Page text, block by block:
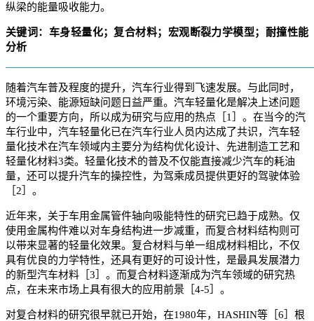
纵梁的能量吸收能力。
关键词：车身轻量化；复合材料；宏观断裂力学模型；耐撞性能
分析
随着汽车普及程度的提升，汽车行业得到飞速发展。与此同时，
环境污染、能源短缺问题日益严重。汽车轻量化是解决上述问题
的一个重要方向，所以成为研究与应用的热点［1］。在当今的汽
车行业中，汽车轻量化已在汽车行业人员内达成了共识，汽车轻
量化技术在汽车领域内主要分为结构优化设计、先进制造工艺和
轻量化材料3类。轻量化技术的普及不仅能直接减少汽车的耗油
量，还可以提升汽车的操控性，为驾乘成员提供更好的驾驶体验
［2］。
近年来，关于车用金属管件轴向吸能特性的研究已趋于成熟。仅
使用金属构件难以对车身结构进一步减重，而复合材料结构则可
以带来显著的轻量化效果。复合材料与单一组成材料相比，不仅
具有优良的力学特性，还具有更好的可设计性，是最具发展潜力
的新型汽车材料［3］。而复合材料逐渐成为汽车领域的研究热
点，在未来市场上具有很大的应用前景［4-5］。
对复合材料的研究很早就已开始，在1980年，HASHIN等［6］根